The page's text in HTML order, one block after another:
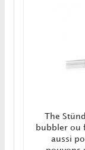
The
bubbler ou
aussi